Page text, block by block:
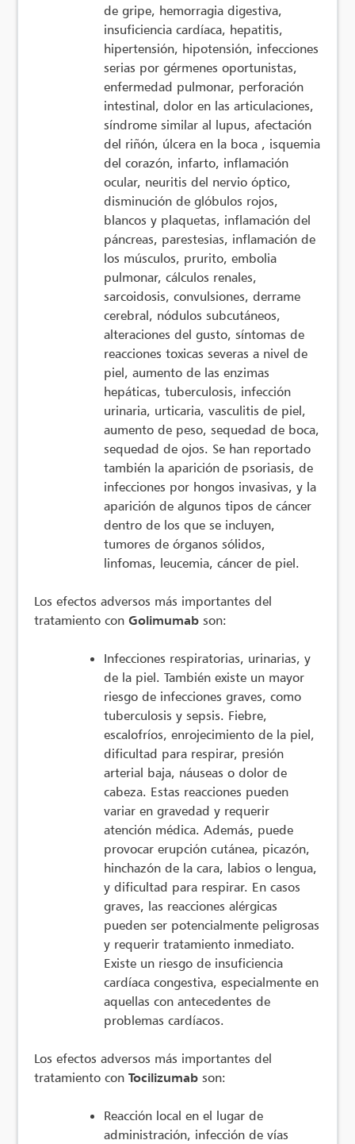
de gripe, hemorragia digestiva,
insuficiencia cardíaca, hepatitis,
hipertensión, hipotensión, infecciones
serias por gérmenes oportunistas,
enfermedad pulmonar, perforación
intestinal, dolor en las articulaciones,
síndrome similar al lupus, afectación
del riñón, úlcera en la boca , isquemia
del corazón, infarto, inflamación
ocular, neuritis del nervio óptico,
disminución de glóbulos rojos,
blancos y plaquetas, inflamación del
páncreas, parestesias, inflamación de
los músculos, prurito, embolia
pulmonar, cálculos renales,
sarcoidosis, convulsiones, derrame
cerebral, nódulos subcutáneos,
alteraciones del gusto, síntomas de
reacciones toxicas severas a nivel de
piel, aumento de las enzimas
hepáticas, tuberculosis, infección
urinaria, urticaria, vasculitis de piel,
aumento de peso, sequedad de boca,
sequedad de ojos. Se han reportado
también la aparición de psoriasis, de
infecciones por hongos invasivas, y la
aparición de algunos tipos de cáncer
dentro de los que se incluyen,
tumores de órganos sólidos,
linfomas, leucemia, cáncer de piel.
Los efectos adversos más importantes del
tratamiento conGolimumab son:
Infecciones respiratorias, urinarias, y
de la piel. También existe un mayor
riesgo de infecciones graves, como
tuberculosis y sepsis. Fiebre,
escalofríos, enrojecimiento de la piel,
dificultad para respirar, presión
arterial baja, náuseas o dolor de
cabeza. Estas reacciones pueden
variar en gravedad y requerir
atención médica. Además, puede
provocar erupción cutánea, picazón,
hinchazón de la cara, labios o lengua,
y dificultad para respirar. En casos
graves, las reacciones alérgicas
pueden ser potencialmente peligrosas
y requerir tratamiento inmediato.
Existe un riesgo de insuficiencia
cardíaca congestiva, especialmente en
aquellas con antecedentes de
problemas cardíacos.
Los efectos adversos más importantes del
tratamiento conTocilizumab son:
Reacción local en el lugar de
administración, infección de vías